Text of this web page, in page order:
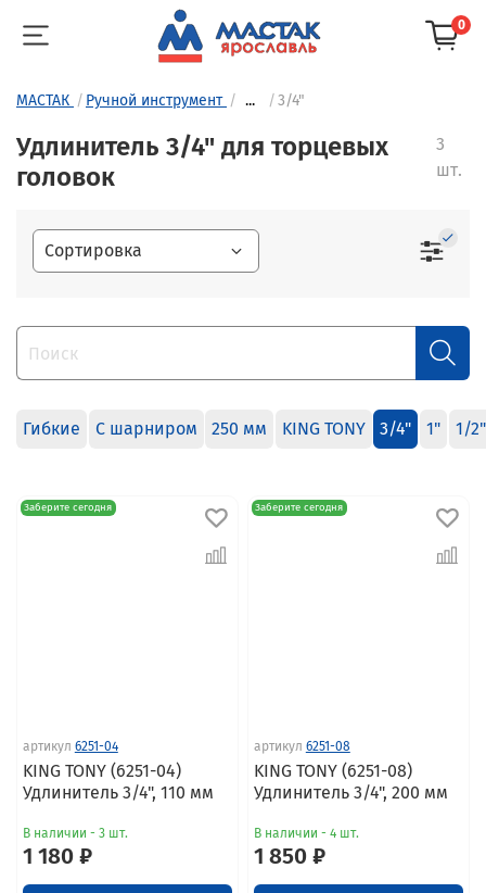
0
МАСТАК Ручной инструмент ... 3/4"
Удлинитель 3/4" для торцевых
головок
3
шт.
Гибкие С шарниром 250 мм KING TONY 3/4" 1" 1/2"
Заберите сегодня
артикул 6251-04
KING TONY (6251-04)
Удлинитель 3/4", 110 мм
В наличии - 3 шт.
1 180 ₽
Заберите сегодня
артикул 6251-08
KING TONY (6251-08)
Удлинитель 3/4", 200 мм
В наличии - 4 шт.
1 850 ₽